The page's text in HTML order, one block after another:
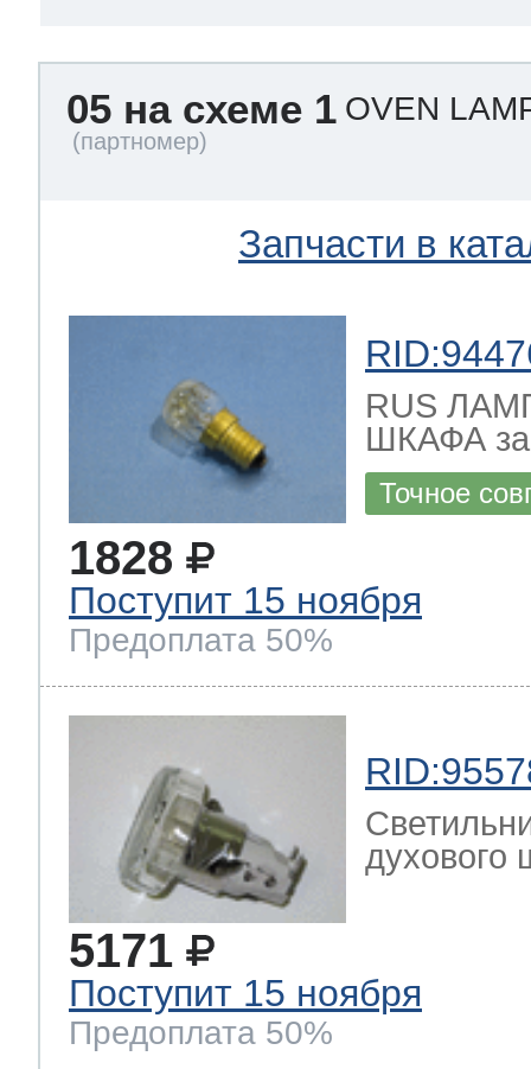
05 на схеме 1 OVEN
Запчасти в
RUS
ШКАФА
Точное
1828
Поступит 15 ноября
Предоплата 50%
духового
5171
Поступит 15 ноября
Предоплата 50%